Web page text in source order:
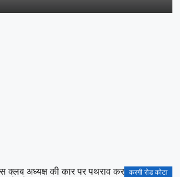
करगी रोड कोटा